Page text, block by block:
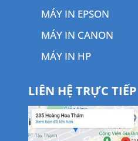
MÁY IN EPSON
MÁY IN CANON
MÁY IN HP
LIÊN HỆ TRỰC TIẾP